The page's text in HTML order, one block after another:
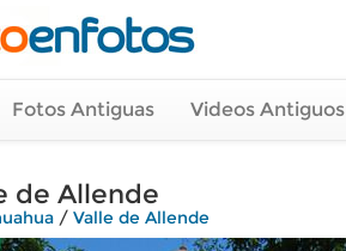
Fotos Antiguas Videos Antiguos
de Allende
/ Valle de Allende